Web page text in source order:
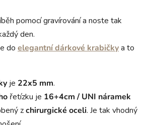
pomocí gravírování a noste tak
den.
do elegantní dárkové krabičkya to
je 22x5 mm.
řetízku je 16+4cm / UNI náramek
zchirurgické oceli. Je tak vhodný